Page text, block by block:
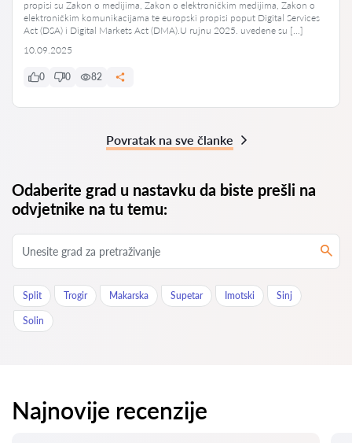
propisi su Zakon o medijima, Zakon o elektroničkim medijima, Zakon o
elektroničkim komunikacijama te europski propisi poput Digital Services
Act (DSA) i Digital Markets Act (DMA).U rujnu 2025. uvedene su […]
10.09.2025
0 0 82
Povratak na sve članke
Odaberite grad u nastavku da biste prešli na
odvjetnike na tu temu:
Split Trogir Makarska Supetar Imotski Sinj
Solin
Najnovije recenzije